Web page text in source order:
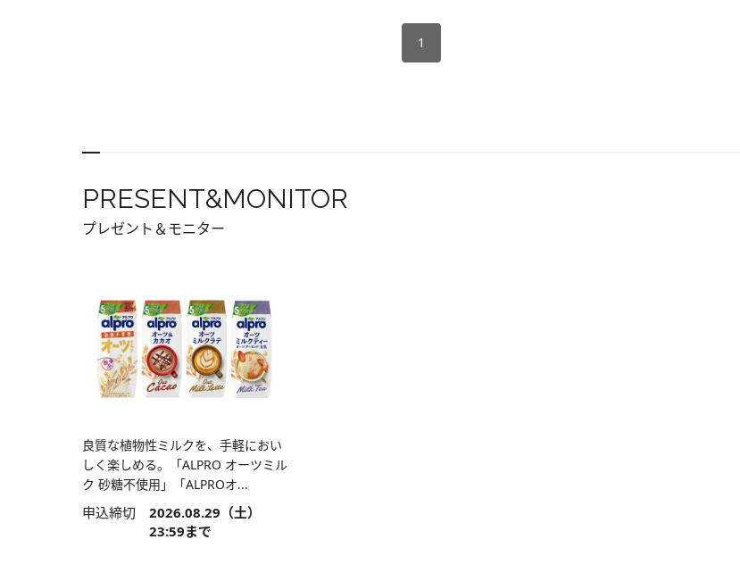
1
PRESENT&MONITOR
プレゼント＆モニター
良質な植物性ミルクを、手軽におい
しく楽しめる。「ALPRO オーツミル
ク 砂糖不使用」「ALPROオ...
申込締切 2026.08.29（土）
23:59まで